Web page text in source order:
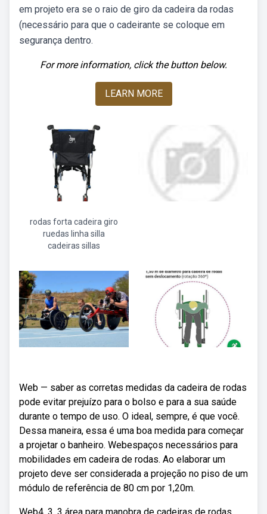
em projeto era se o raio de giro da cadeira da rodas
(necessário para que o cadeirante se coloque em
segurança dentro.
For more information, click the button below.
LEARN MORE
rodas forta cadeira giro
ruedas linha silla
cadeiras sillas
Web — saber as corretas medidas da cadeira de rodas
pode evitar prejuízo para o bolso e para a sua saúde
durante o tempo de uso. O ideal, sempre, é que você.
Dessa maneira, essa é uma boa medida para começar
a projetar o banheiro. Webespaços necessários para
mobilidades em cadeira de rodas. Ao elaborar um
projeto deve ser considerada a projeção no piso de um
módulo de referência de 80 cm por 1,20m.